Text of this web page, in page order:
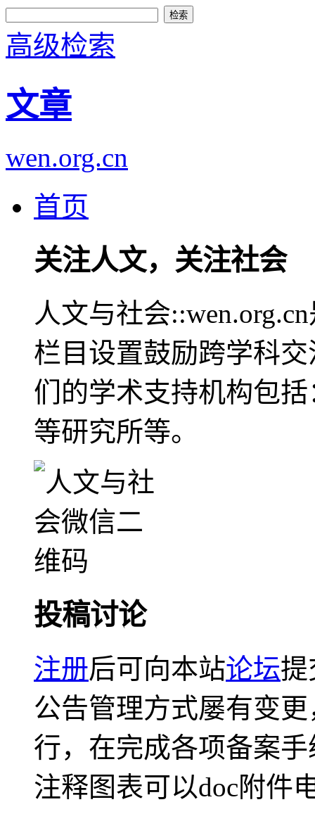
高级检索
文章
wen.org.cn
首页
关注人文，关注社会
人文与社会
栏目设置鼓励跨学科
们的学术支持机构包
等研究所等。
投稿讨论
注册后可向本站论坛提
公告管理方式屡有变
行，在完成各项备案
注释图表可以doc附件